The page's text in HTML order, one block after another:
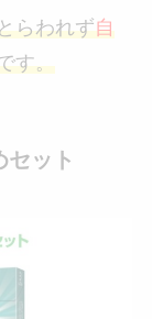
らわれず自
す。
セット